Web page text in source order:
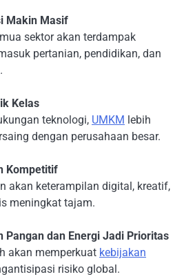
Makin Masif
sektor akan terdampak
pertanian, pendidikan, dan
Kelas
teknologi, UMKM lebih
dengan perusahaan besar.
Kompetitif
akan keterampilan digital, kreatif,
meningkat tajam.
Pangan dan Energi Jadi Prioritas
akan memperkuat kebijakan
risiko global.